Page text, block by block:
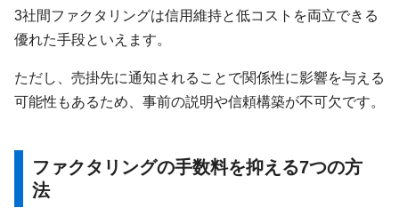
3社間ファクタリングは信用維持と低コストを両立できる
優れた手段といえます。
ただし、売掛先に通知されることで関係性に影響を与える
可能性もあるため、事前の説明や信頼構築が不可欠です。
ファクタリングの手数料を抑える7つの方
法